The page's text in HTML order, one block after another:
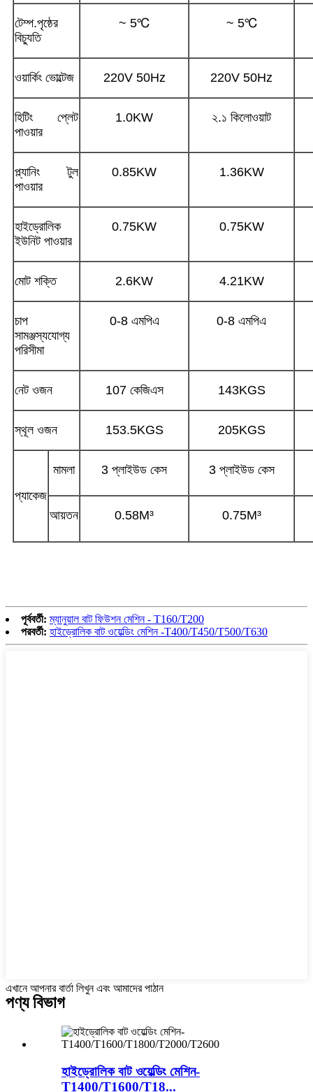
টেম্প.পৃষ্ঠের
বিচ্যুতি
~ 5℃ ~ 5℃
ওয়ার্কিং ভোল্টেজ 220V 50Hz 220V 50Hz
হিটিং প্লেট
পাওয়ার
1.0KW ২.১ কিলোওয়াট
প্ল্যানিং টুল
পাওয়ার
0.85KW 1.36KW
হাইড্রোলিক
ইউনিট পাওয়ার
0.75KW 0.75KW
মোট শক্তি 2.6KW 4.21KW
চাপ
সামঞ্জস্যযোগ্য
পরিসীমা
0-8 এমপিএ 0-8 এমপিএ
নেট ওজন 107 কেজিএস 143KGS
স্থূল ওজন 153.5KGS 205KGS
প্যাকেজ
মামলা 3 প্লাইউড কেস 3 প্লাইউড কেস
আয়তন 0.58M³ 0.75M³
পূর্ববর্তী: ম্যানুয়াল বাট ফিউশন মেশিন - T160/T200
পরবর্তী: হাইড্রোলিক বাট ওয়েল্ডিং মেশিন -T400/T450/T500/T630
এখানে আপনার বার্তা লিখুন এবং আমাদের পাঠান
পণ্য বিভাগ
হাইড্রোলিক বাট ওয়েল্ডিং মেশিন-
T1400/T1600/T18...